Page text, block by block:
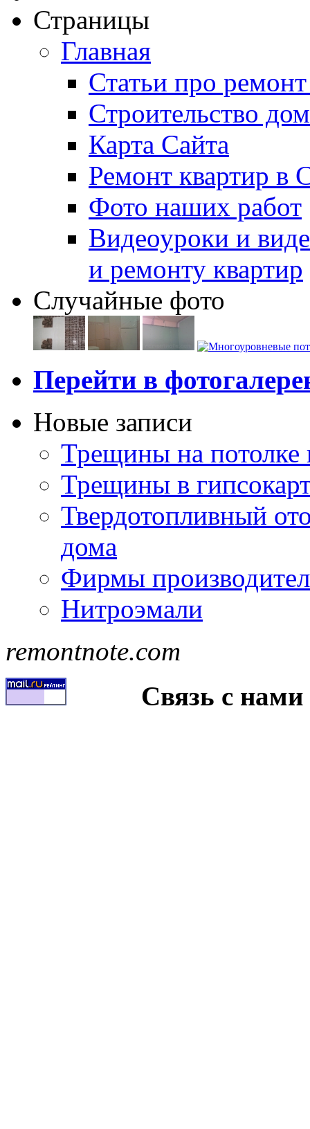
Страницы
Главная
Статьи про
Строительство
Карта Сайта
Ремонт квартир в
Фото наших работ
Видеоуроки и
и ремонту квартир
Случайные фото
Перейти в
Новые записи
Трещины на потолке
Трещины в
Твердотопливный
дома
Фирмы
Нитроэмали
remontnote.com
Связь с